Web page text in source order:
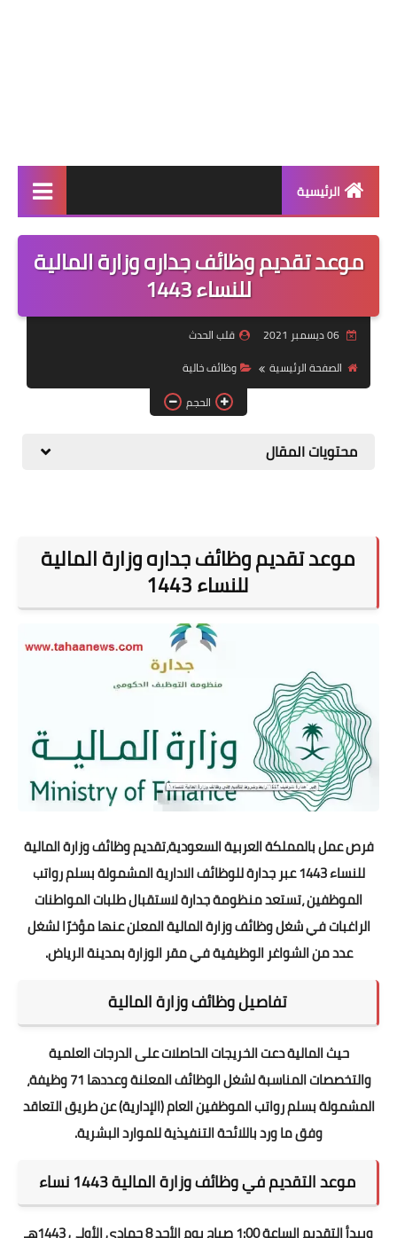
الرئيسية
عالمية
فن
مسلسلات
صحة وجمال
المطبخ
علوم وتكنولوجيا
تعليم
وظائف خالية
عروض
موعد تقديم وظائف جداره وزارة المالية
للنساء 1443
06 ديسمبر 2021
قلب الحدث
الصفحة الرئيسية
وظائف خالية
الحجم
محتويات المقال
موعد تقديم وظائف جداره وزارة المالية
للنساء 1443
فرص عمل بالمملكة العربية السعودية،تقديم وظائف وزارة المالية
للنساء 1443 عبر جدارة للوظائف الادارية المشمولة بسلم رواتب
الموظفين ،تستعد منظومة جدارة لاستقبال طلبات المواطنات
الراغبات في شغل وظائف وزارة المالية المعلن عنها مؤخرًا لشغل
عدد من الشواغر الوظيفية في مقر الوزارة بمدينة الرياض.
تفاصيل وظائف وزارة المالية
حيث المالية ​​دعت الخريجات الحاصلات على الدرجات العلمية
والتخصصات المناسبة لشغل الوظائف المعلنة وعددها 71 وظيفة،
المشمولة بسلم رواتب الموظفين العام (الإدارية) عن طريق التعاقد
وفق ما ورد باللائحة التنفيذية للموارد البشرية.
موعد التقديم في وظائف وزارة المالية 1443 نساء